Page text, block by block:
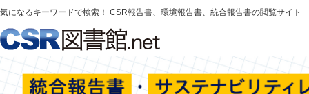
気になるキーワードで検索！ CSR報告書、環境報告書、統合報告書の閲覧サイト